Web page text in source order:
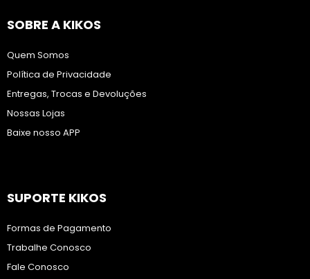
SOBRE A KIKOS
Quem Somos
Política de Privacidade
Entregas, Trocas e Devoluções
Nossas Lojas
Baixe nosso APP
SUPORTE KIKOS
Formas de Pagamento
Trabalhe Conosco
Fale Conosco